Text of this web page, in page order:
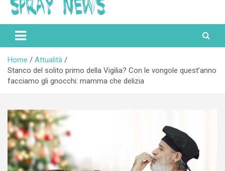
Spraynews.it
Home
Attualità
Stanco del solito primo della Vigilia? Con le vongole quest’anno
facciamo gli gnocchi: mamma che delizia